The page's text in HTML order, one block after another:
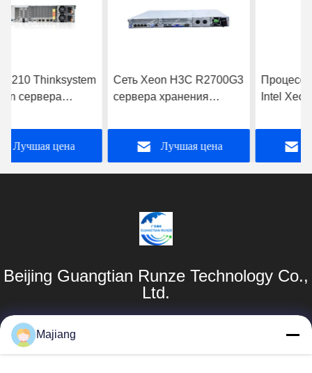
Сеть Xeon H3C R2700G3
сервера хранения
ядра Rackmount
Лучшая цена
Процессор серебра 4210
Intel Xeon сервера
ThinkSystem SR650 OEM
Лучшая цена
Beijing Guangtian Runze Technology Co.,
Ltd.
Продукты
Majiang